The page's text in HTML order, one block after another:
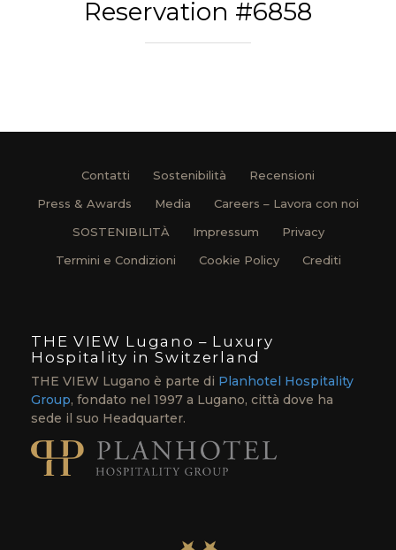
Reservation #6858
Contatti Sostenibilità
Recensioni
Press & Awards
Media
Careers – Lavora con noi
SOSTENIBILITÀ
Impressum
Privacy
Termini e Condizioni
Cookie Policy Crediti
THE VIEW Lugano – Luxury
Hospitality in Switzerland
THE VIEW Lugano è parte di Planhotel Hospitality
Group, fondato nel 1997 a Lugano, città dove ha
sede il suo Headquarter.